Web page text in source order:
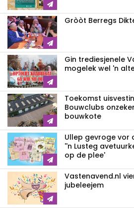
Gròòt Berregs
Gin trediesjenele
mogelek wel 'n
Toekomst
Bouwclubs
bouwkote
Ullep gevroge vor
''n Lusteg
op de plee'
Vastenavend.nl
jubeleejem